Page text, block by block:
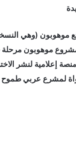
موهوبون (وهي النسخة
2007) يدخل مشروع
إعلامية لنشر
لمشرع عربي طموح